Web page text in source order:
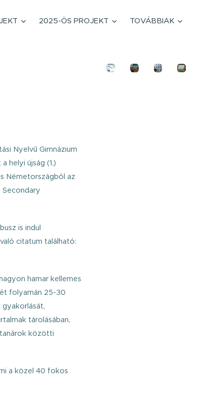
2025-ÖS PROJEKT TOVÁBBIAK
Nyelvű Gimnázium
helyi újság (1.)
Németországból az
Secondary
is indul
citatum található:
hamar kellemes
folyamán 25-30
tárolásában,
közötti
a közel 40 fokos